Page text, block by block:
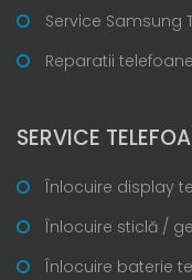
Service Samsung
Reparatii
SERVICE
Înlocuire display
Înlocuire sticlă /
Înlocuire baterie